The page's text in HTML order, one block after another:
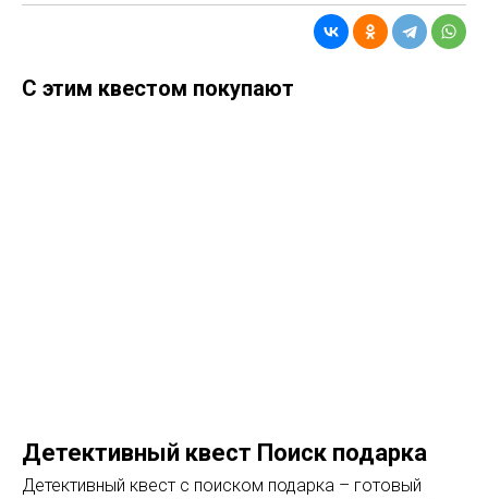
С этим квестом покупают
Детективный квест Поиск подарка
Детективный квест с поиском подарка – готовый